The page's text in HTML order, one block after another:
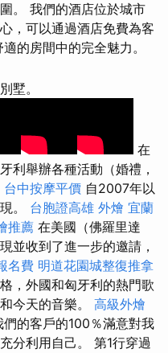
。 我們的酒店位於城市
，可以通過酒店免費為客
的房間中的完全魅力。
墅。
在
利舉辦各種活動（婚禮，
台中按摩平價 自2007年以
。 台胞證高雄 外燴 宜蘭
推薦 在美國（佛羅里達
並收到了進一步的邀請，
名費 明道花園城整復推拿
，外國和匈牙利的熱門歌
今天的音樂。 高級外燴
的客戶的100％滿意對我
分利用自己。 第1行穿過